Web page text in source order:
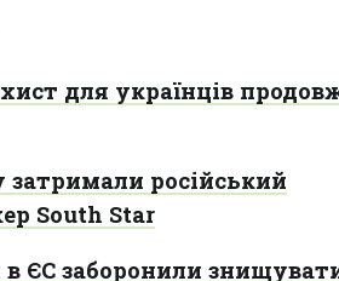
для українців
російський
South Star
ЄС заборонили